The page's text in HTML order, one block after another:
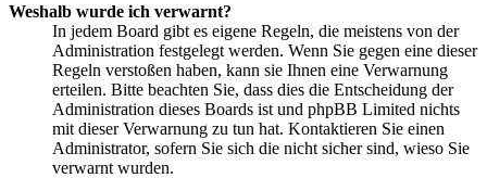
Weshalb wurde ich verwarnt?
In jedem Board gibt es eigene Regeln, die meistens von der
Administration festgelegt werden. Wenn Sie gegen eine dieser
Regeln verstoßen haben, kann sie Ihnen eine Verwarnung
erteilen. Bitte beachten Sie, dass dies die Entscheidung der
Administration dieses Boards ist und phpBB Limited nichts
mit dieser Verwarnung zu tun hat. Kontaktieren Sie einen
Administrator, sofern Sie sich die nicht sicher sind, wieso Sie
verwarnt wurden.